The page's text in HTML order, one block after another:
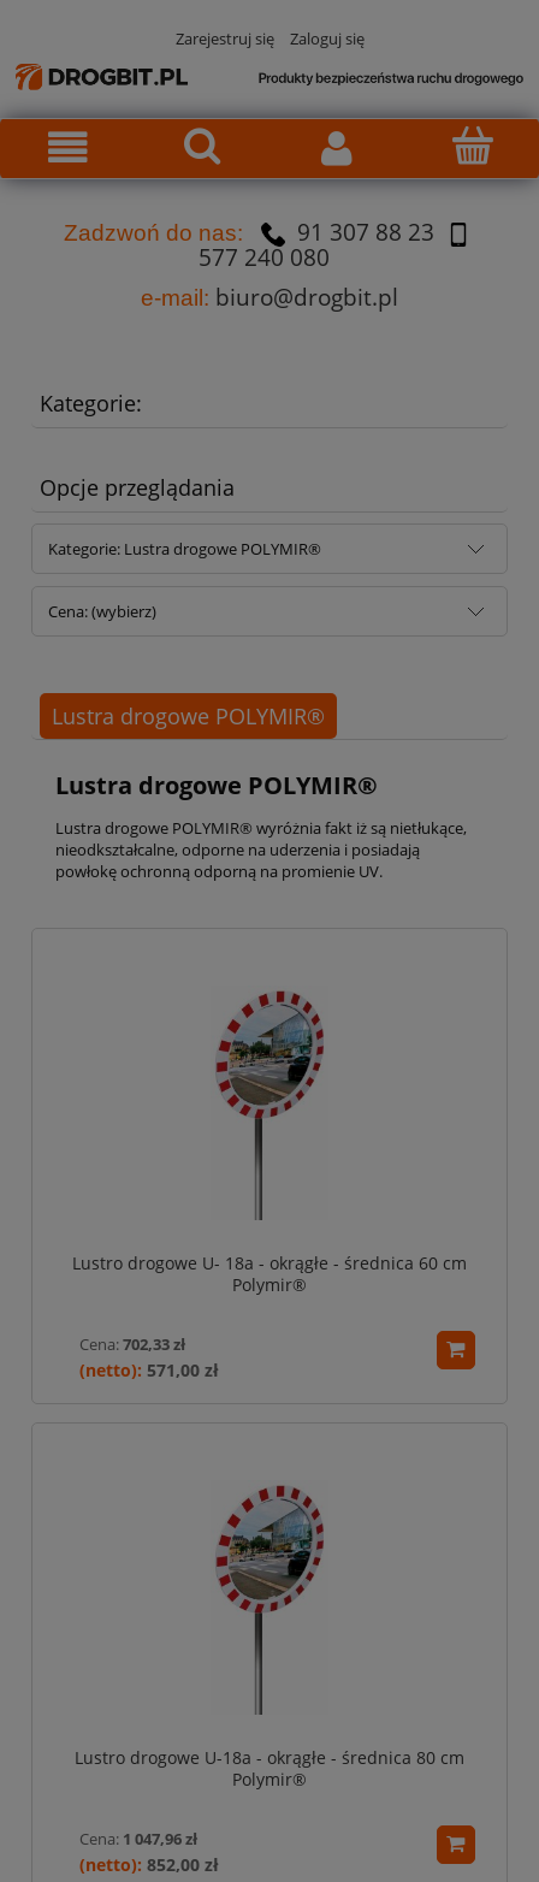
Zarejestruj się Zaloguj się
Zadzwoń do nas:
91 307 88 23
577 240 080
e-mail: biuro@drogbit.pl
Kategorie:
Opcje przeglądania
Kategorie: Lustra drogowe POLYMIR®
Cena: (wybierz)
Lustra drogowe POLYMIR®
Lustra drogowe POLYMIR®
Lustra drogowe POLYMIR® wyróżnia fakt iż są nietłukące,
nieodkształcalne, odporne na uderzenia i posiadają
powłokę ochronną odporną na promienie UV.
Lustro drogowe U- 18a - okrągłe - średnica 60 cm
Polymir®
Cena:702,33 zł
571,00 zł
Lustro drogowe U-18a - okrągłe - średnica 80 cm
Polymir®
Cena: 1 047,96 zł
852,00 zł